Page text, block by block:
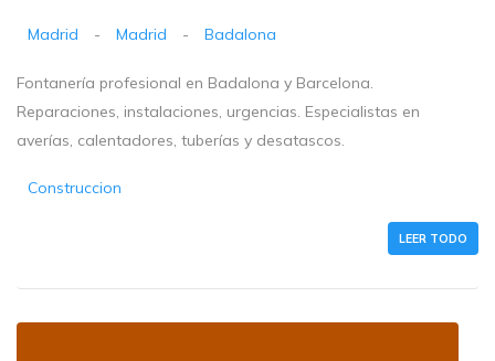
Madrid - Madrid - Badalona
Fontanería profesional en Badalona y Barcelona.
Reparaciones, instalaciones, urgencias. Especialistas en
averías, calentadores, tuberías y desatascos.
Construccion
LEER TODO